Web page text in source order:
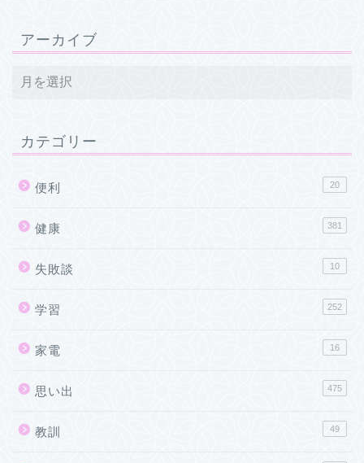
アーカイブ
カテゴリー
便利 20
健康 381
失敗談 10
学習 252
家電 16
思い出 475
教訓 49